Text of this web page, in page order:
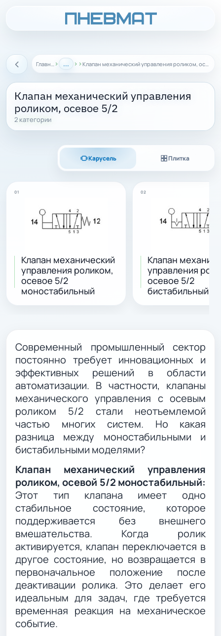
Назад › ... › ›
Клапан механический управления
роликом, осевое 5/2
2 категории
Карусель Плитка
01
Клапан механический
управления роликом,
осевое 5/2
моностабильный
02
Клапан
управления
осевое 5/2
бистабильный
Современный промышленный сектор
постоянно требует инновационных и
эффективных решений в области
автоматизации. В частности, клапаны
механического управления с осевым
роликом 5/2 стали неотъемлемой
частью многих систем. Но какая
разница между моностабильными и
бистабильными моделями?
Клапан механический управления
роликом, осевой 5/2 моностабильный:
Этот тип клапана имеет одно
стабильное состояние, которое
поддерживается без внешнего
вмешательства. Когда ролик
активируется, клапан переключается в
другое состояние, но возвращается в
первоначальное положение после
деактивации ролика. Это делает его
идеальным для задач, где требуется
временная реакция на механическое
событие.